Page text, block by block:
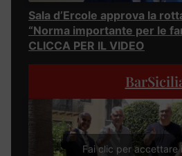
Sala d’Ercole approva la
“Norma importante per le
CLICCA PER IL VIDEO
Fai clic per accettare i